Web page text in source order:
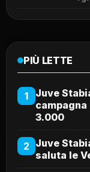
PIÙ LETTE
1
Juve
3.000
2 Juve
saluta le